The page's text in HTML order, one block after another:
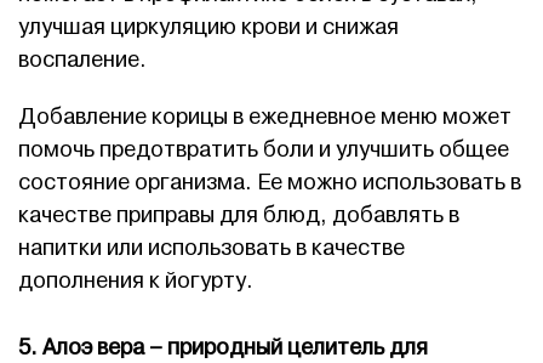
улучшая циркуляцию крови и снижая
воспаление.
Добавление корицы в ежедневное меню может
помочь предотвратить боли и улучшить общее
состояние организма. Ее можно использовать в
качестве приправы для блюд, добавлять в
напитки или использовать в качестве
дополнения к йогурту.
5. Алоэ вера – природный целитель для